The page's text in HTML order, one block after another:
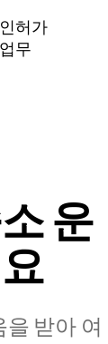
허가
무
운
받아 여